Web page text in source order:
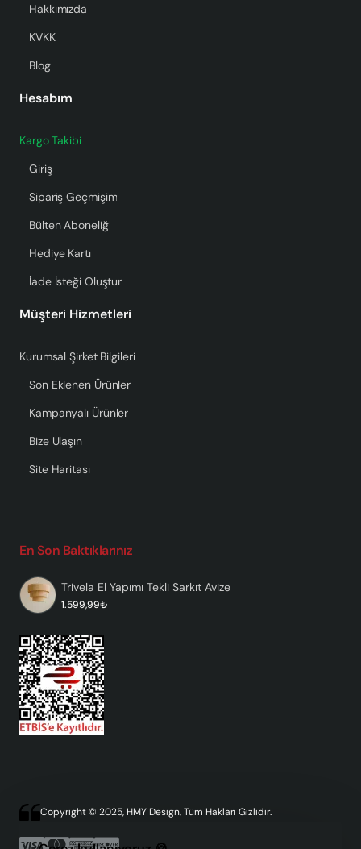
Hakkımızda
KVKK
Blog
Hesabım
Kargo Takibi
Giriş
Sipariş Geçmişim
Bülten Aboneliği
Hediye Kartı
İade İsteği Oluştur
Müşteri Hizmetleri
Kurumsal Şirket Bilgileri
Son Eklenen Ürünler
Kampanyalı Ürünler
Bize Ulaşın
Site Haritası
En Son Baktıklarınız
Trivela El Yapımı Tekli Sarkıt Avize
1.599,99₺
Copyright © 2025, HMY Design, Tüm Hakları Gizlidir.